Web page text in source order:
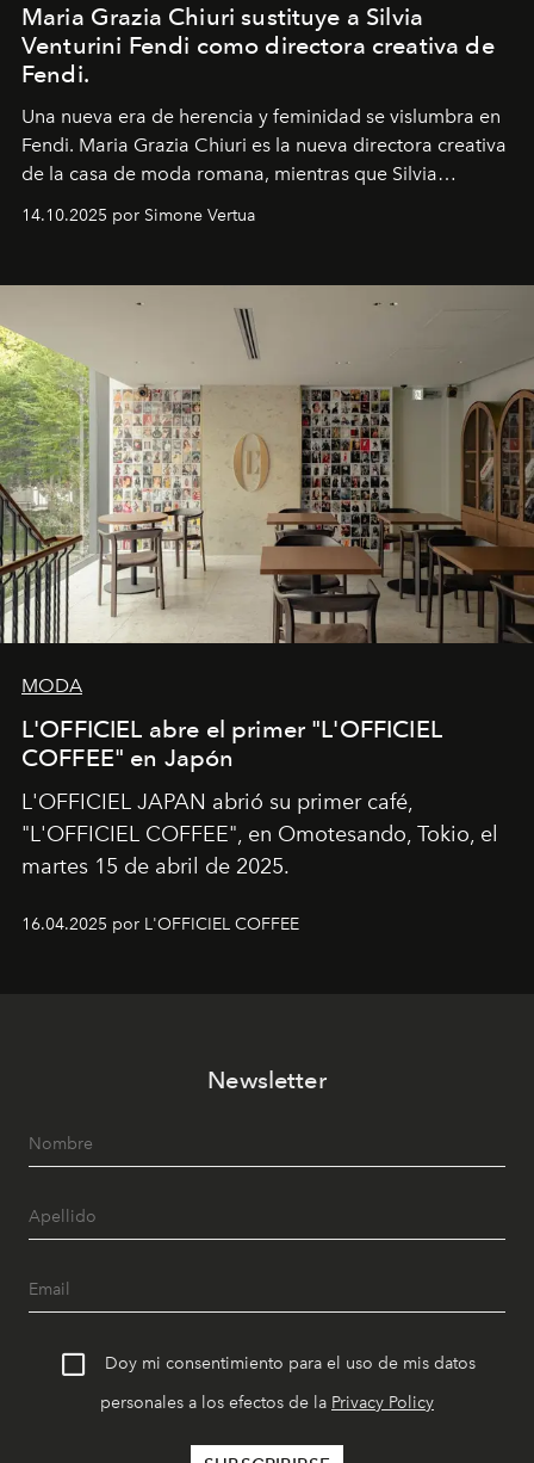
Maria Grazia Chiuri sustituye a Silvia
Venturini Fendi como directora creativa de
Fendi.
Una nueva era de herencia y feminidad se vislumbra en
Fendi. Maria Grazia Chiuri es la nueva directora creativa
de la casa de moda romana, mientras que Silvia
14.10.2025 por Simone Vertua
MODA
L'OFFICIEL abre el primer "L'OFFICIEL
COFFEE" en Japón
L'OFFICIEL JAPAN abrió su primer café,
"L'OFFICIEL COFFEE", en Omotesando, Tokio, el
martes 15 de abril de 2025.
16.04.2025 por L'OFFICIEL COFFEE
Newsletter
Doy mi consentimiento para el uso de mis datos
personales a los efectos de la Privacy Policy